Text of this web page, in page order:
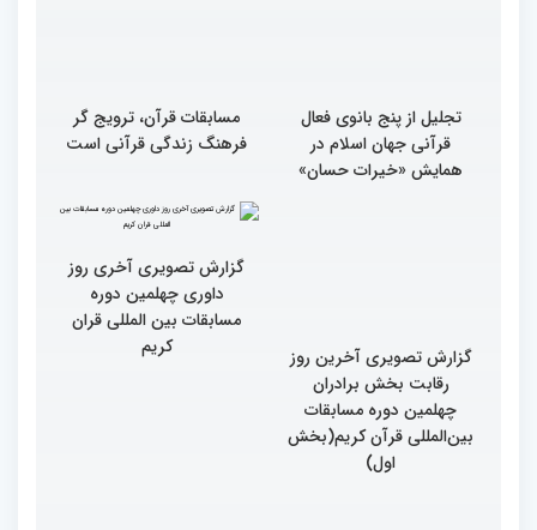
تجلیل از پنج بانوی فعال
قرآنی جهان اسلام در
همایش «خیرات حسان»
مسابقات قرآن، ترویج گر
فرهنگ زندگی قرآنی است
گزارش تصویری آخرین روز
رقابت بخش برادران
چهلمین دوره مسابقات
بین‌المللی قرآن کریم(بخش
اول)
گزارش تصویری آخری روز